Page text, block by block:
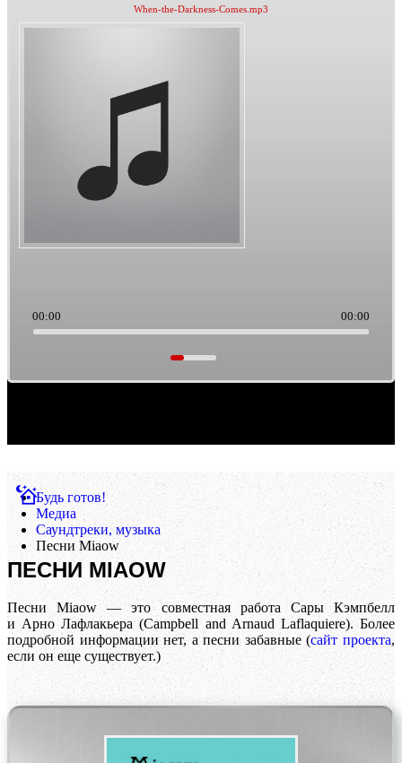
When-the-Darkness-Comes.mp3
00:00 00:00
Будь готов!
Медиа
Саундтреки, музыка
Песни Miaow
ПЕСНИ MIAOW
Песни Miaow — это совместная работа Сары Кэмпбелл
и Арно Лафлакьера (Campbell and Arnaud Laflaquiere). Более
подробной информации нет, а песни забавные (сайт проекта,
если он еще существует.)